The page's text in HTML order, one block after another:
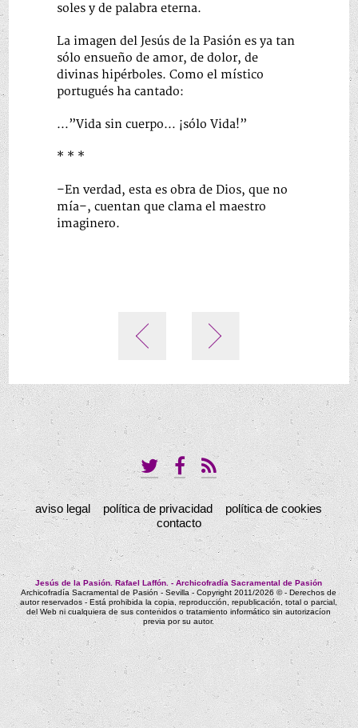
soles y de palabra eterna.
La imagen del Jesús de la Pasión es ya tan
sólo ensueño de amor, de dolor, de
divinas hipérboles. Como el místico
portugués ha cantado:
…”Vida sin cuerpo… ¡sólo Vida!”
* * *
–En verdad, esta es obra de Dios, que no
mía–, cuentan que clama el maestro
imaginero.
aviso legal política de privacidad
política de cookies
contacto
Jesús de la Pasión. Rafael Laffón. - Archicofradía Sacramental de Pasión
Archicofradía Sacramental de Pasión - Sevilla - Copyright 2011/2026 © - Derechos de
autor reservados - Está prohibida la copia, reproducción, republicación, total o parcial,
del Web ni cualquiera de sus contenidos o tratamiento informático sin autorizacíon
previa por su autor.